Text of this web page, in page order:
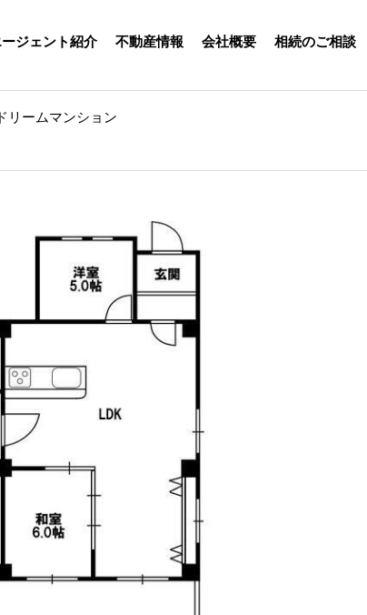
ージェント紹介 不動産情報 会社概要 相続のご相談
リームマンション